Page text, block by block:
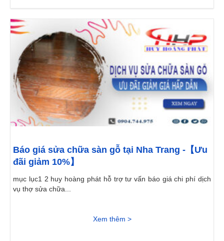
Báo giá sửa chữa sàn gỗ tại Nha Trang -【Ưu
đãi giảm 10%】
mục lục1 2 huy hoàng phát hỗ trợ tư vấn báo giá chi phí dịch
vụ thợ sửa chữa...
Xem thêm >